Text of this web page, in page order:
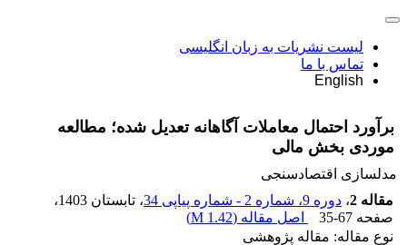
لیست نشریات به زبان انگلیسی
تماس با ما
English
برآورد احتمال معاملات آگاهانه تعدیل شده؛ مطالعه
موردی بخش مالی
مدلسازی اقتصادسنجی
مقاله 2
، دوره 9، شماره 2 - شماره پیاپی 34 ، تابستان 1403
،
صفحه 35-67 اصل مقاله (1.42 M
)
نوع مقاله: مقاله پژوهشی